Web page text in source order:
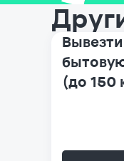
(до 150